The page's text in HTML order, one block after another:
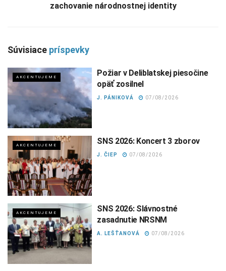
zachovanie národnostnej identity
Súvisiace príspevky
AKCENTUJEME
Požiar v Deliblatskej piesočine
opäť zosilnel
J. PÁNIKOVÁ 07/08/2026
AKCENTUJEME SNS 2026: Koncert 3 zborov
J. ČIEP 07/08/2026
AKCENTUJEME
SNS 2026: Slávnostné
zasadnutie NRSNM
A. LEŠŤANOVÁ 07/08/2026